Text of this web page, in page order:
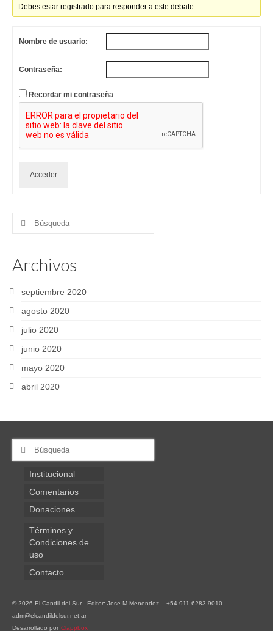
Debes estar registrado para responder a este debate.
Nombre de usuario:
Contraseña:
Recordar mi contraseña
Acceder
Buscar
Archivos
septiembre 2020
agosto 2020
julio 2020
junio 2020
mayo 2020
abril 2020
Buscar
Institucional
Comentarios
Donaciones
Términos y
Condiciones de
uso
Contacto
© 2026 El Candil del Sur - Editor: Jose M Menendez, - +54 911 6283 9010 -
adm@elcandildelsur.net.ar
Desarrollado por Clappbox